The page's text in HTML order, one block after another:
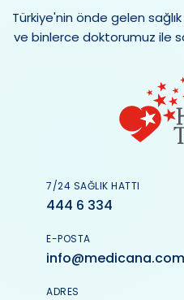
Türkiye'nin önde gelen
ve binlerce doktorumuz ile
7/24 SAĞLIK HATTI
444 6 334
E-POSTA
ADRES